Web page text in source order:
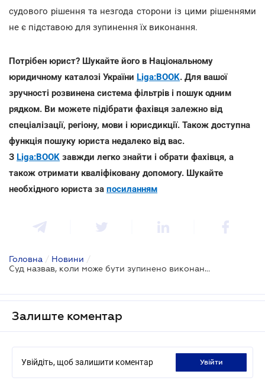
судового рішення та незгода сторони із цими рішеннями
не є підставою для зупинення їх виконання.
Потрібен юрист? Шукайте його в Національному
юридичному каталозі України Liga:BOOK. Для вашої
зручності розвинена система фільтрів і пошук одним
рядком. Ви можете підібрати фахівця залежно від
спеціалізації, регіону, мови і юрисдикції. Також доступна
функція пошуку юриста недалеко від вас.
З Liga:BOOK завжди легко знайти і обрати фахівця, а
також отримати кваліфіковану допомогу. Шукайте
необхідного юриста за посиланням
Головна / Новини /
Суд назвав, коли може бути зупинено виконання судового рішення
Залиште коментар
Увійдіть, щоб залишити коментар увійти